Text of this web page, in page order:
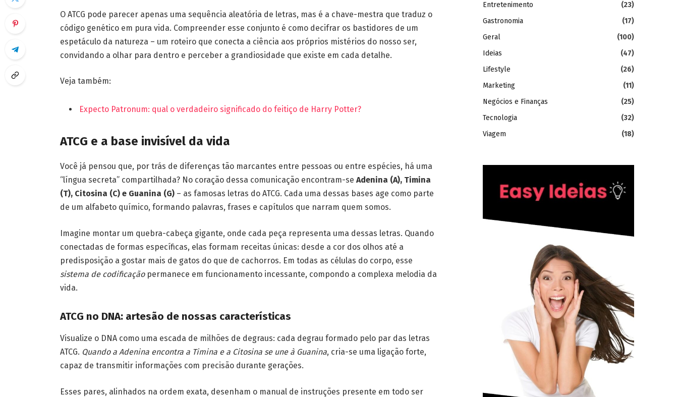
O ATCG pode parecer apenas uma sequência aleatória de letras, mas é a chave-mestra que traduz o
código genético em pura vida. Compreender esse conjunto é como decifrar os bastidores de um
espetáculo da natureza – um roteiro que conecta a ciência aos próprios mistérios do nosso ser,
convidando a olhar para dentro e perceber a grandiosidade que existe em cada detalhe.
Veja também:
Expecto Patronum: qual o verdadeiro significado do feitiço de Harry Potter?
ATCG e a base invisível da vida
Você já pensou que, por trás de diferenças tão marcantes entre pessoas ou entre espécies, há uma
“língua secreta” compartilhada? No coração dessa comunicação encontram-se Adenina (A), Timina
(T), Citosina (C) e Guanina (G)– as famosas letras do ATCG. Cada uma dessas bases age como parte
de um alfabeto químico, formando palavras, frases e capítulos que narram quem somos.
Imagine montar um quebra-cabeça gigante, onde cada peça representa uma dessas letras. Quando
conectadas de formas específicas, elas formam receitas únicas: desde a cor dos olhos até a
predisposição a gostar mais de gatos do que de cachorros. Em todas as células do corpo, esse
sistema de codificaçãopermanece em funcionamento incessante, compondo a complexa melodia da
vida.
ATCG no DNA: artesão de nossas características
Visualize o DNA como uma escada de milhões de degraus: cada degrau formado pelo par das letras
ATCG. Quando a Adenina encontra a Timina e a Citosina se une à Guanina, cria-se uma ligação forte,
capaz de transmitir informações com precisão durante gerações.
Esses pares, alinhados na ordem exata, desenham o manual de instruções presente em todo ser
Entretenimento
(23)
Gastronomia
(17)
Geral
(100)
Ideias
(47)
Lifestyle
(26)
Marketing
(11)
Negócios e Finanças
(25)
Tecnologia
(32)
Viagem
(18)